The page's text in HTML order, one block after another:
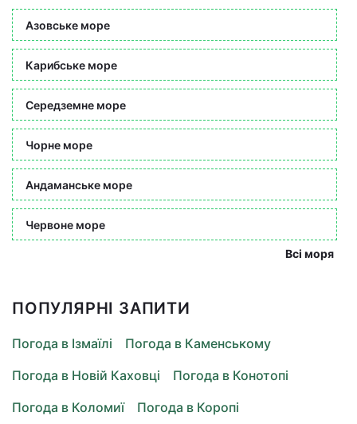
Азовське море
Карибське море
Середземне море
Чорне море
Андаманське море
Червоне море
Всі моря
ПОПУЛЯРНІ ЗАПИТИ
Погода в Ізмаїлі
Погода в Каменському
Погода в Новій Каховці
Погода в Конотопі
Погода в Коломиї
Погода в Коропі